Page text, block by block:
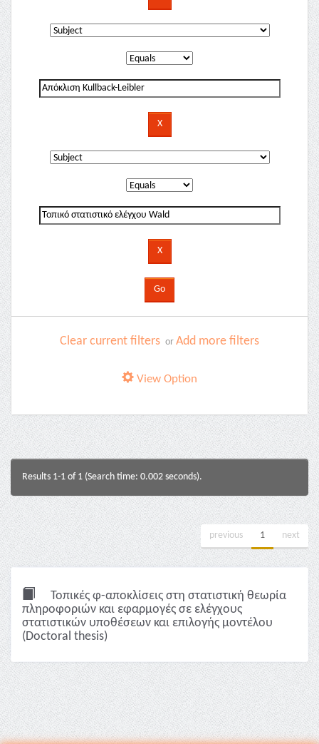
Clear current filters or Add more filters
View Option
Results 1-1 of 1 (Search time: 0.002 seconds).
previous 1 next
Τοπικές φ-αποκλίσεις στη στατιστική θεωρία
πληροφοριών και εφαρμογές σε ελέγχους
στατιστικών υποθέσεων και επιλογής μοντέλου
(Doctoral thesis)